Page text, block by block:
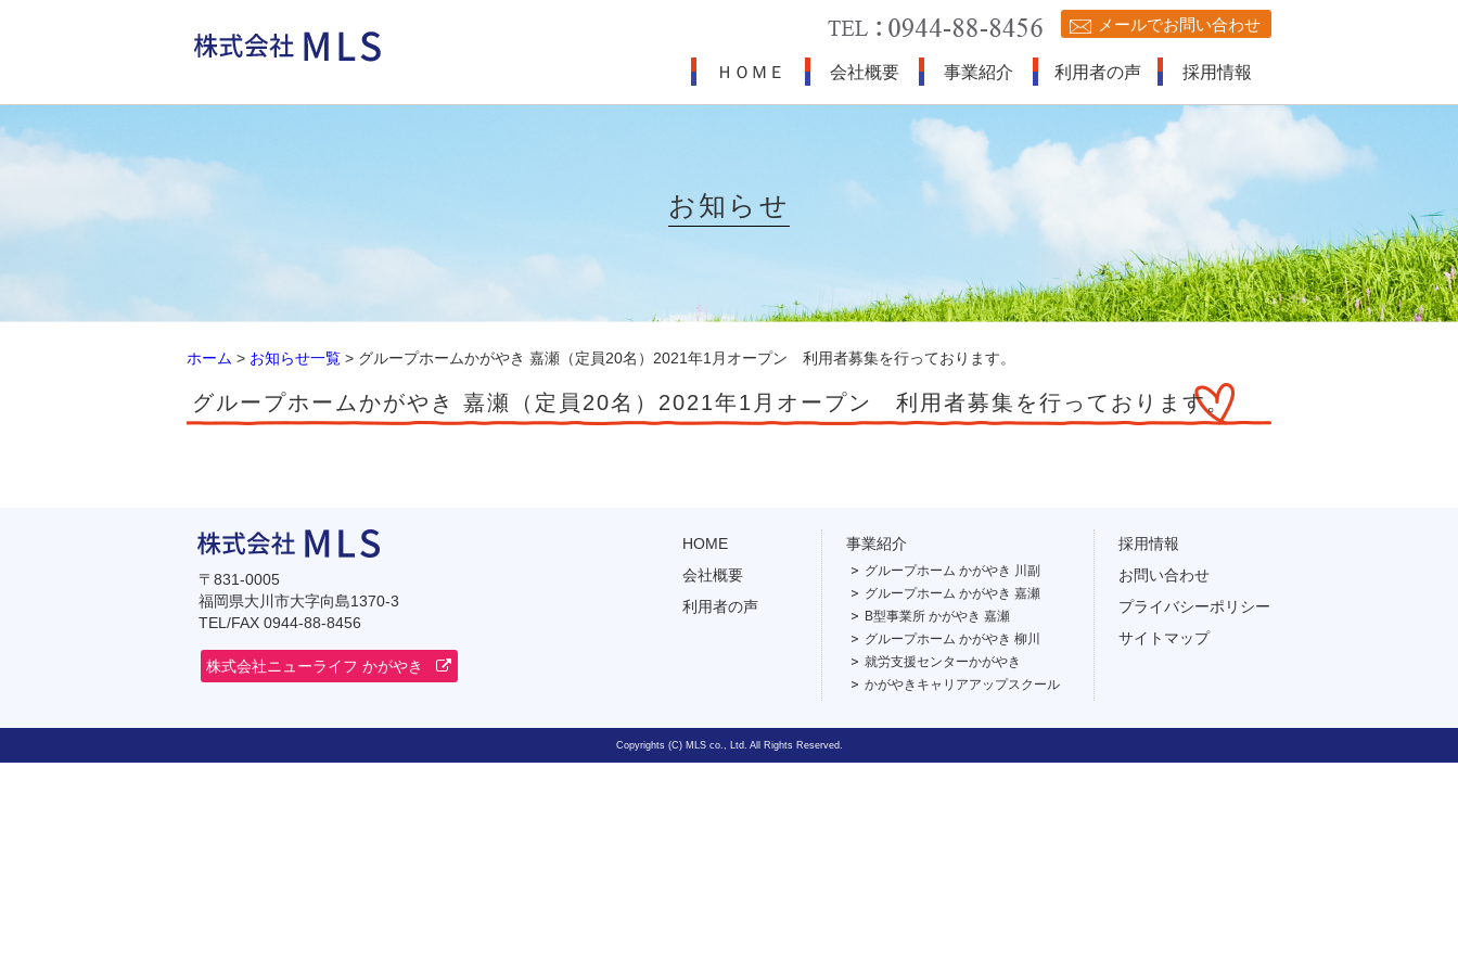
メールでお問い合わせ
ＨＯＭＥ 会社概要 事業紹介 利用者の声 採用情報
お知らせ
ホーム > お知らせ一覧 > グループホームかがやき 嘉瀬（定員20名）2021年1月オープン 利用者募集を行っております。
グループホームかがやき 嘉瀬（定員20名）2021年1月オープン 利用者募集を行っております。
〒831-0005
福岡県大川市大字向島1370-3
TEL/FAX 0944-88-8456
株式会社ニューライフ かがやき
HOME
会社概要
利用者の声
事業紹介
グループホーム かがやき 川副
グループホーム かがやき 嘉瀬
B型事業所 かがやき 嘉瀬
グループホーム かがやき 柳川
就労支援センターかがやき
かがやきキャリアアップスクール
採用情報
お問い合わせ
プライバシーポリシー
サイトマップ
Copyrights (C) MLS co., Ltd. All Rights Reserved.